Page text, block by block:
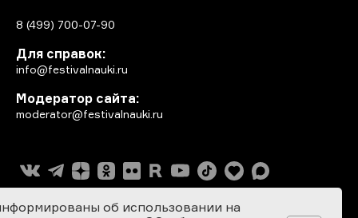
8 (499) 700-07-90
Для справок:
info@festivalnauki.ru
Модератор сайта:
moderator@festivalnauki.ru
об использовании на